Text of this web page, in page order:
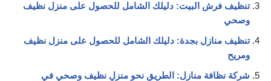
تنظيف فرش البيت: دليلك الشامل للحصول على منزل نظيف
وصحي
تنظيف منازل بجدة: دليلك الشامل للحصول على منزل نظيف
ومريح
شركة نظافة منازل: الطريق نحو منزلٍ نظيف وصحي في